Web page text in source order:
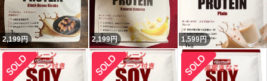
2,199円 2,199円 1,599円